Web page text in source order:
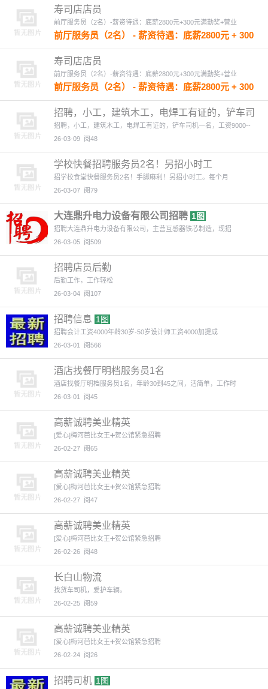
寿司店店员
前厅服务员（2名）-薪资待遇：底薪2800元+300元满勤奖+营业
前厅服务员（2名） - 薪资待遇：底薪2800元 + 300
元满勤奖 + 营业额提成.月休两天任职要求：身体
健康，热情开朗，做事勤快，有餐饮服务经验者优
先，新手可带！
26-03-12 阅90
寿司店店员
前厅服务员（2名）-薪资待遇：底薪2800元+300元满勤奖+营业
前厅服务员（2名） - 薪资待遇：底薪2800元 + 300
元满勤奖 + 营业额提成.月休两天任职要求：身体
健康，热情开朗，做事勤快，有餐饮服务经验者优
先，新手可带！
26-03-12 阅70
招聘，小工，建筑木工，电焊工有证的，铲车司
机一名， 工作地
招聘，小工，建筑木工，电焊工有证的，铲车司机一名，工资9000--
26-03-09 阅48
学校快餐招聘服务员2名！另招小时工
招学校食堂快餐服务员2名！手脚麻利！另招小时工。每个月
26-03-07 阅79
大连鼎升电力设备有限公司招聘 1图
招聘大连鼎升电力设备有限公司，主营互感器铁芯制造，现招
26-03-05 阅509
招聘店员后勤
后勤工作，工作轻松
26-03-04 阅107
招聘信息 1图
招聘会计工资4000年龄30岁-50岁设计师工资4000加提成
26-03-01
阅566
酒店找餐厅明档服务员1名
酒店找餐厅明档服务员1名，年龄30到45之间，活简单，工作时
26-03-01
阅45
高薪诚聘美业精英
[爱心]梅河芭比女王➕贺公馆紧急招聘
26-02-27 阅65
高薪诚聘美业精英
[爱心]梅河芭比女王➕贺公馆紧急招聘
26-02-27 阅47
高薪诚聘美业精英
[爱心]梅河芭比女王➕贺公馆紧急招聘
26-02-26 阅48
长白山物流
找货车司机，爱护车辆。
26-02-25 阅59
高薪诚聘美业精英
[爱心]梅河芭比女王➕贺公馆紧急招聘
26-02-24 阅26
招聘司机 1图